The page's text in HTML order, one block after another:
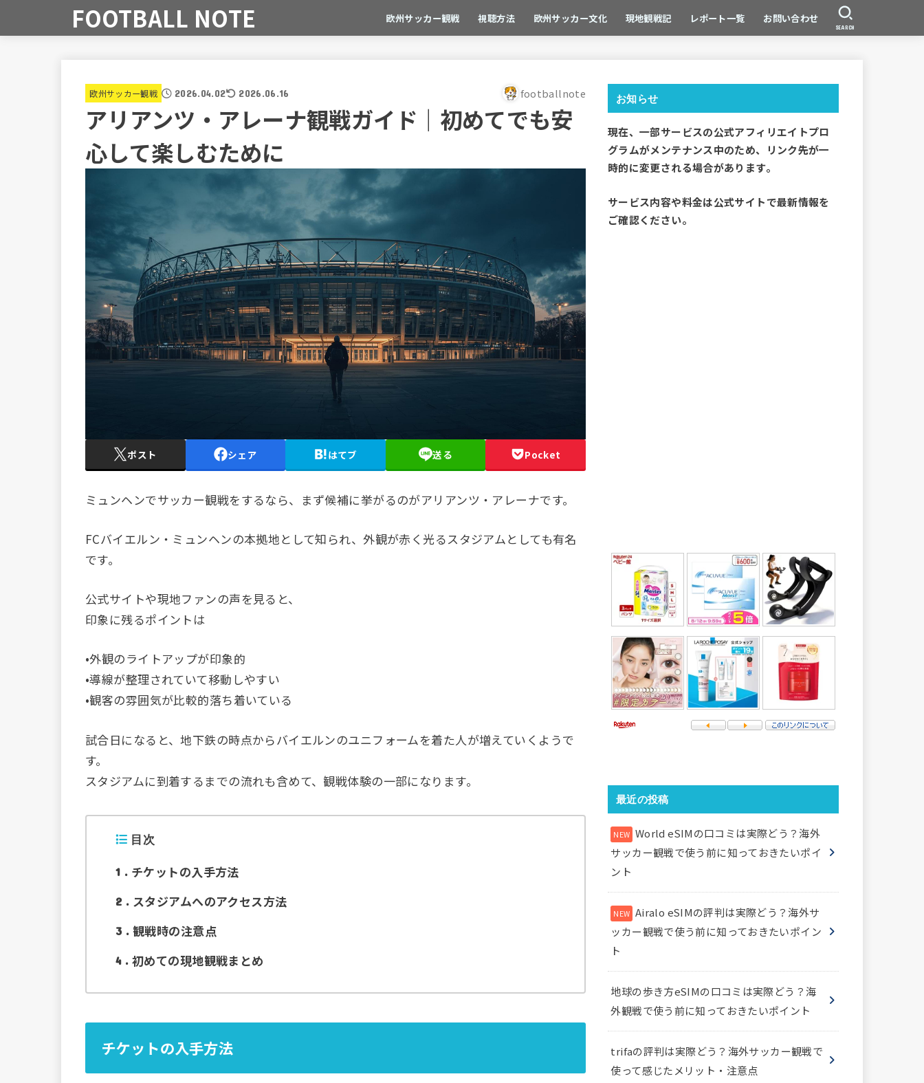
FOOTBALL NOTE 欧州サッカー観戦 視聴方法 欧州サッカー文化 現地観戦記 レポート一覧 お問い合わせ
SEARCH
欧州サッカー観戦 2026.04.02 2026.06.16 footballnote
アリアンツ・アレーナ観戦ガイド｜初めてでも安
心して楽しむために
ポスト シェア はてブ 送る Pocket
ミュンヘンでサッカー観戦をするなら、まず候補に挙がるのがアリアンツ・アレーナです。
FCバイエルン・ミュンヘンの本拠地として知られ、外観が赤く光るスタジアムとしても有名
です。
公式サイトや現地ファンの声を見ると、
印象に残るポイントは
•外観のライトアップが印象的
•導線が整理されていて移動しやすい
•観客の雰囲気が比較的落ち着いている
試合日になると、地下鉄の時点からバイエルンのユニフォームを着た人が増えていくようで
す。
スタジアムに到着するまでの流れも含めて、観戦体験の一部になります。
目次
1 チケットの入手方法
2 スタジアムへのアクセス方法
3 観戦時の注意点
4 初めての現地観戦まとめ
チケットの入手方法
お知らせ
現在、一部サービスの公式アフィリエイトプロ
グラムがメンテナンス中のため、リンク先が一
時的に変更される場合があります。
サービス内容や料金は公式サイトで最新情報を
ご確認ください。
最近の投稿
World eSIMの口コミは実際どう？海外
サッカー観戦で使う前に知っておきたいポイ
ント
Airalo eSIMの評判は実際どう？海外サ
ッカー観戦で使う前に知っておきたいポイン
ト
地球の歩き方eSIMの口コミは実際どう？海
外観戦で使う前に知っておきたいポイント
trifaの評判は実際どう？海外サッカー観戦で
使って感じたメリット・注意点